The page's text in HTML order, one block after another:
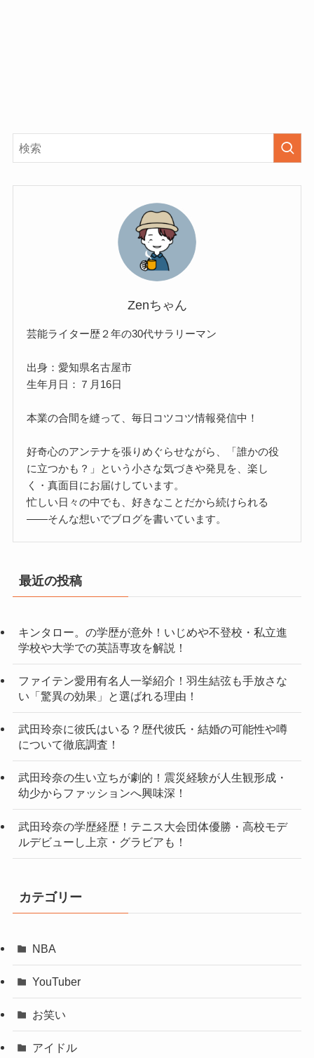
Zenちゃん
芸能ライター歴２年の30代サラリーマン
出身：愛知県名古屋市
生年月日：７月16日
本業の合間を縫って、毎日コツコツ情報発信中！
好奇心のアンテナを張りめぐらせながら、「誰かの役
に立つかも？」という小さな気づきや発見を、楽し
く・真面目にお届けしています。
忙しい日々の中でも、好きなことだから続けられる
——そんな想いでブログを書いています。
最近の投稿
キンタロー。の学歴が意外！いじめや不登校・私立進
学校や大学での英語専攻を解説！
ファイテン愛用有名人一挙紹介！羽生結弦も手放さな
い「驚異の効果」と選ばれる理由！
武田玲奈に彼氏はいる？歴代彼氏・結婚の可能性や噂
について徹底調査！
武田玲奈の生い立ちが劇的！震災経験が人生観形成・
幼少からファッションへ興味深！
武田玲奈の学歴経歴！テニス大会団体優勝・高校モデ
ルデビューし上京・グラビアも！
カテゴリー
NBA
YouTuber
お笑い
アイドル